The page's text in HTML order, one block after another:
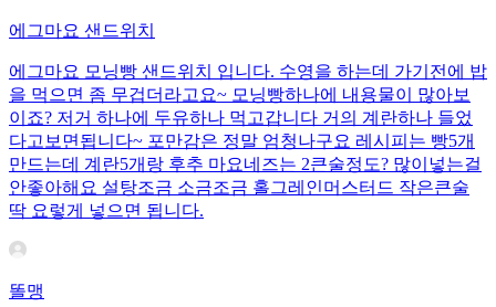
에그마요 샌드위치
에그마요 모닝빵 샌드위치 입니다. 수영을 하는데 가기전에 밥
을 먹으면 좀 무겁더라고요~ 모닝빵하나에 내용물이 많아보
이죠? 저거 하나에 두유하나 먹고갑니다 거의 계란하나 들었
다고보면됩니다~ 포만감은 정말 엄청나구요 레시피는 빵5개
만드는데 계란5개랑 후추 마요네즈는 2큰술정도? 많이넣는걸
안좋아해요 설탕조금 소금조금 홀그레인머스터드 작은큰술
딱 요렇게 넣으면 됩니다.
똘맹